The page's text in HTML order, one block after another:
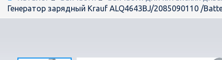
Генератор зарядный Krauf ALQ4643BJ/2085090110 /